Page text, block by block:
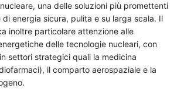
una delle soluzioni più promettenti
energia sicura, pulita e su larga scala. Il
inoltre particolare attenzione alle
delle tecnologie nucleari, con
settori strategici quali la medicina
il comparto aerospaziale e la